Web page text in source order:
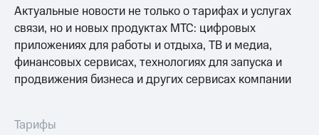
Live
Гудок
Мой
МТС
МТС
Деньги
МТС
Накопления
Откладывайте
Актуальные новости не только о тарифах и услугах
связи, но и новых продуктах МТС: цифровых
приложениях для работы и отдыха, ТВ и медиа,
финансовых сервисах, технологиях для запуска и
продвижения бизнеса и других сервисах компании
Тарифы